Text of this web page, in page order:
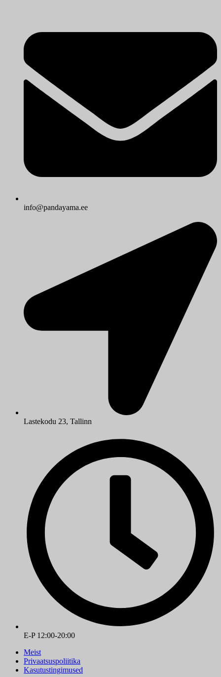
info@pandayama.ee
Lastekodu 23, Tallinn
E-P 12:00-20:00
Meist
Privaatsuspoliitika
Kasutustingimused